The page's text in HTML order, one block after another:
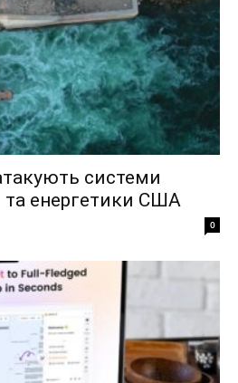
системи
та енергетики США
0